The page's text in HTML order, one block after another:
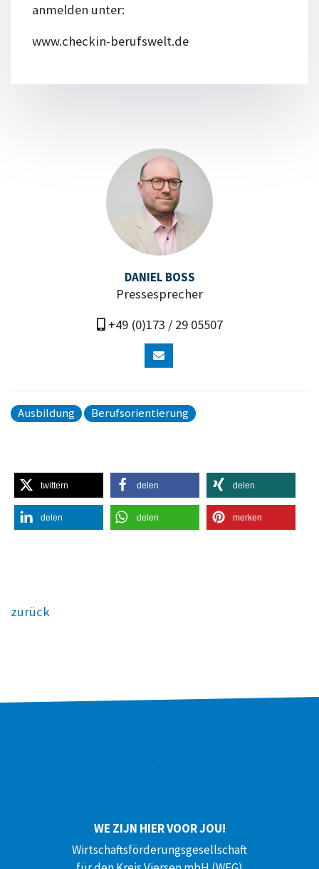
DANIEL BOSS
Pressesprecher
+49 (0)173 / 29 05507
Ausbildung Berufsorientierung
anmelden unter:
www.checkin-berufswelt.de
twittern delen delen
delen delen merken
zurück
WE ZIJN HIER VOOR JOU!
Wirtschaftsförderungsgesellschaft